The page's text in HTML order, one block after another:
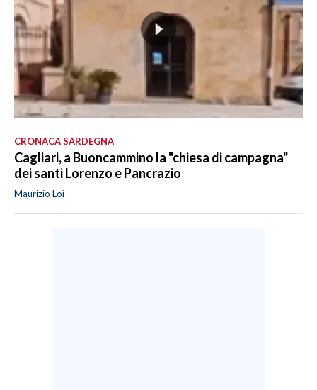
CRONACA SARDEGNA
Cagliari, a Buoncammino la "chiesa di campagna"
dei santi Lorenzo e Pancrazio
Maurizio Loi